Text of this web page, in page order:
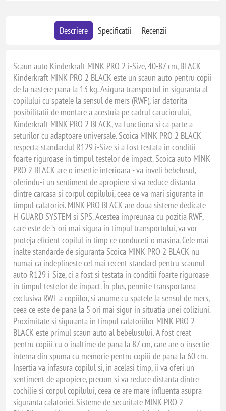
Descriere Specificatii Recenzii
Scaun auto Kinderkraft MINK PRO 2 i-Size, 40-87 cm, BLACK
Kinderkraft MINK PRO 2 BLACK este un scaun auto pentru copii
de la nastere pana la 13 kg. Asigura transportul in siguranta al
copilului cu spatele la sensul de mers (RWF), iar datorita
posibilitatii de montare a acestuia pe cadrul caruciorului,
Kinderkraft MINK PRO 2 BLACK, va functiona si ca parte a
seturilor cu adaptoare universale. Scoica MINK PRO 2 BLACK
respecta standardul R129 i-Size si a fost testata in conditii
foarte riguroase in timpul testelor de impact. Scoica auto MINK
PRO 2 BLACK are o insertie interioara - va inveli bebelusul,
oferindu-i un sentiment de apropiere si va reduce distanta
dintre carcasa si corpul copilului, ceea ce va mari siguranta in
timpul calatoriei. MINK PRO BLACK are doua sisteme dedicate
H-GUARD SYSTEM si SPS. Acestea impreunaa cu pozitia RWF,
care este de 5 ori mai sigura in timpul transportului, va vor
proteja eficient copilul in timp ce conduceti o masina. Cele mai
inalte standarde de siguranta Scoica MINK PRO 2 BLACK nu
numai ca indeplineste cel mai recent standard pentru scaunul
auto R129 i-Size, ci a fost si testata in conditii foarte riguroase
in timpul testelor de impact. În plus, permite transportarea
exclusiva RWF a copiilor, si anume cu spatele la sensul de mers,
ceea ce este de pana la 5 ori mai sigur in situatia unei coliziuni.
Proximitate si siguranta in timpul calatoriilor MINK PRO 2
BLACK este primul scaun auto al bebelusului. A fost creat
pentru copiii cu o inaltime de pana la 87 cm, care are o insertie
interna din spuma cu memorie pentru copiii de pana la 60 cm.
Insertia va infasura copilul si, in acelasi timp, ii va oferi un
sentiment de apropiere, precum si va reduce distanta dintre
cochilie si corpul copilului, ceea ce are mare influenta asupra
siguranta calatoriei. Sisteme de securitate MINK PRO 2